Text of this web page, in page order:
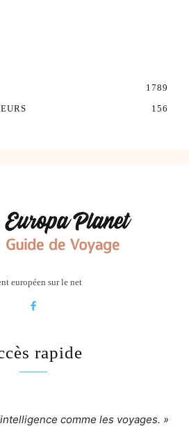
1789
156
européen sur le net
rapide
comme les voyages. »